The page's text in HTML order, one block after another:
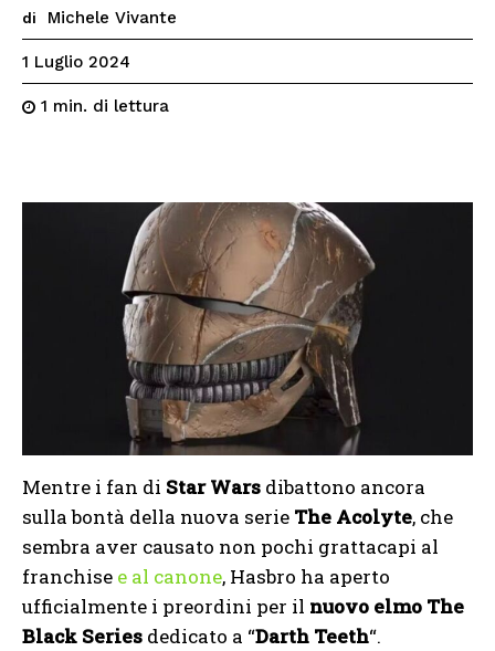
di Michele Vivante
1 Luglio 2024
1 min. di lettura
Mentre i fan di Star Wars dibattono ancora
sulla bontà della nuova serie The Acolyte, che
sembra aver causato non pochi grattacapi al
franchise e al canone, Hasbro ha aperto
ufficialmente i preordini per il nuovo elmo The
Black Series dedicato a “Darth Teeth“.